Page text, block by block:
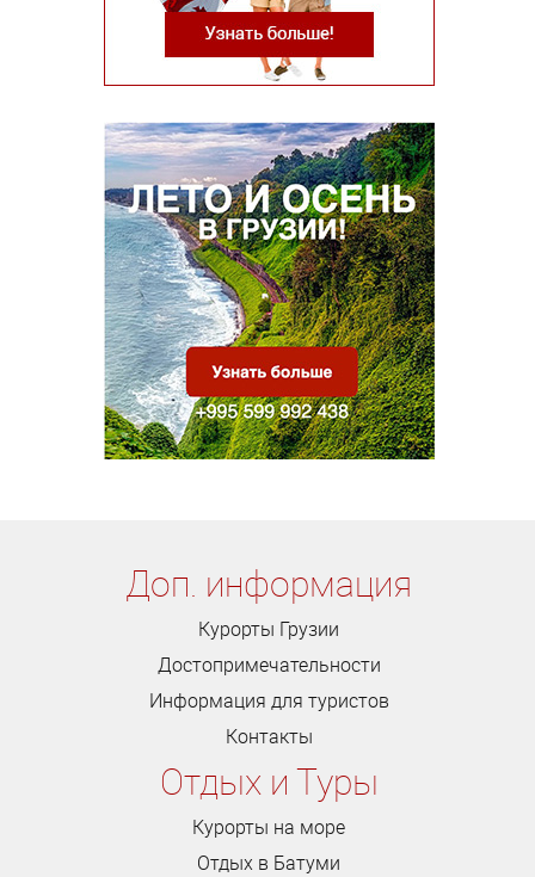
Доп. информация
Курорты Грузии
Достопримечательности
Информация для туристов
Контакты
Отдых и Туры
Курорты на море
Отдых в Батуми